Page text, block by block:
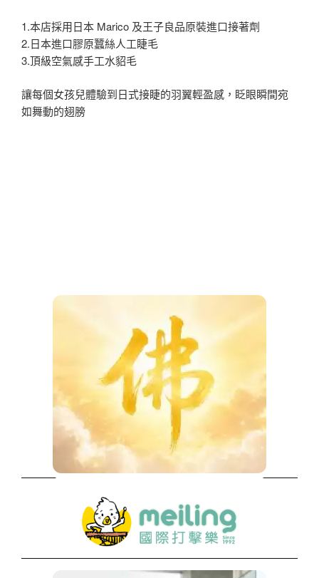
1.本店採用日本 Marico 及王子良品原裝進口接著劑
2.日本進口膠原蠶絲人工睫毛
3.頂級空氣感手工水貂毛
讓每個女孩兒體驗到日式接睫的羽翼輕盈感，眨眼瞬間宛
如舞動的翅膀